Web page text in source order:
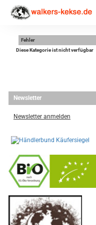
Fehler
Diese Kategorie ist nicht verfügbar
Newsletter
Newsletter anmelden